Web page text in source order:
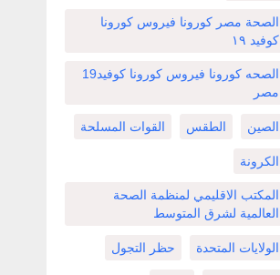
الصحة مصر كورونا فيروس كورونا
كوفيد ١٩
الصحه كورونا فيروس كورونا كوفيد19
مصر
الصين الطقس القوات المسلحة
الكرونة
المكتب الاقليمي لمنظمة الصحة
العالمية لشرق المتوسط
الولايات المتحدة حظر التجول